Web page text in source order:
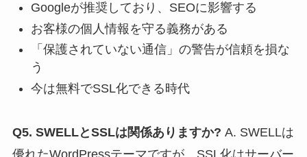
Googleが推奨しており、SEOに影響する
お客様の個人情報を守る義務がある
「保護されていない通信」の警告が信頼を損な
う
今は無料でSSL化できる時代
Q5. SWELLとSSLは関係ありますか? A. SWELLは